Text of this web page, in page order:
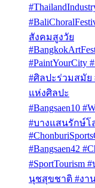
สังคมสูงวัย
#PaintYourCity
#ศิลปะร่วมสมัย
แห่งศิลปะ
#Bangsaen10
#บางแสนรักษ์โ
#Bangsaen42
#SportTourism
นุชสุขชาติ #งา